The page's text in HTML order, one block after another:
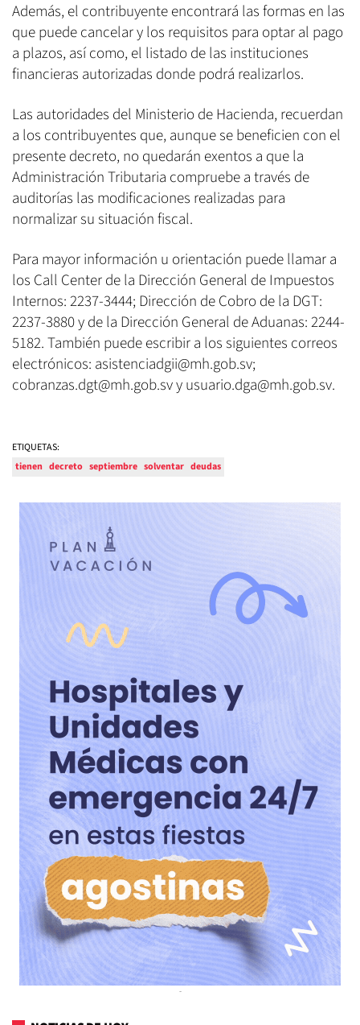
Además, el contribuyente encontrará las formas en las
que puede cancelar y los requisitos para optar al pago
a plazos, así como, el listado de las instituciones
financieras autorizadas donde podrá realizarlos.
Las autoridades del Ministerio de Hacienda, recuerdan
a los contribuyentes que, aunque se beneficien con el
presente decreto, no quedarán exentos a que la
Administración Tributaria compruebe a través de
auditorías las modificaciones realizadas para
normalizar su situación fiscal.
Para mayor información u orientación puede llamar a
los Call Center de la Dirección General de Impuestos
Internos: 2237-3444; Dirección de Cobro de la DGT:
2237-3880 y de la Dirección General de Aduanas: 2244-
5182. También puede escribir a los siguientes correos
electrónicos: asistenciadgii@mh.gob.sv;
cobranzas.dgt@mh.gob.sv y usuario.dga@mh.gob.sv.
ETIQUETAS:
tienen decreto septiembre solventar deudas